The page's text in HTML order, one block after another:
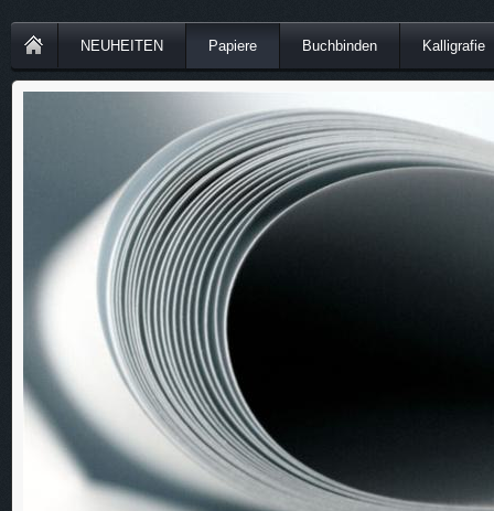
NEUHEITEN Papiere Buchbinden Kalligrafie